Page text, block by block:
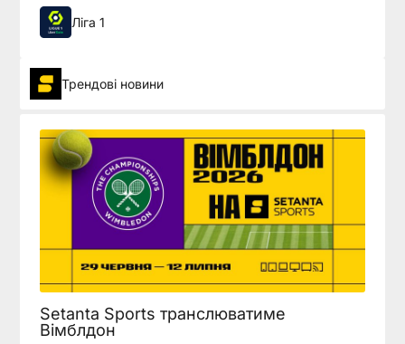
Ліга 1
Трендові новини
Setanta Sports транслюватиме
Вімблдон